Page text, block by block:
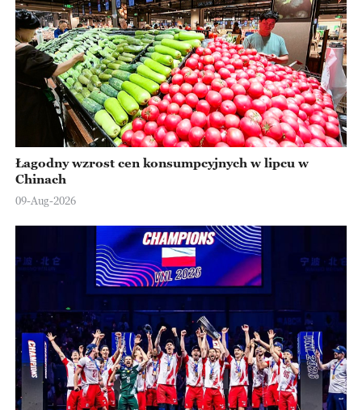
Łagodny wzrost cen konsumpcyjnych w lipcu w
Chinach
09-Aug-2026